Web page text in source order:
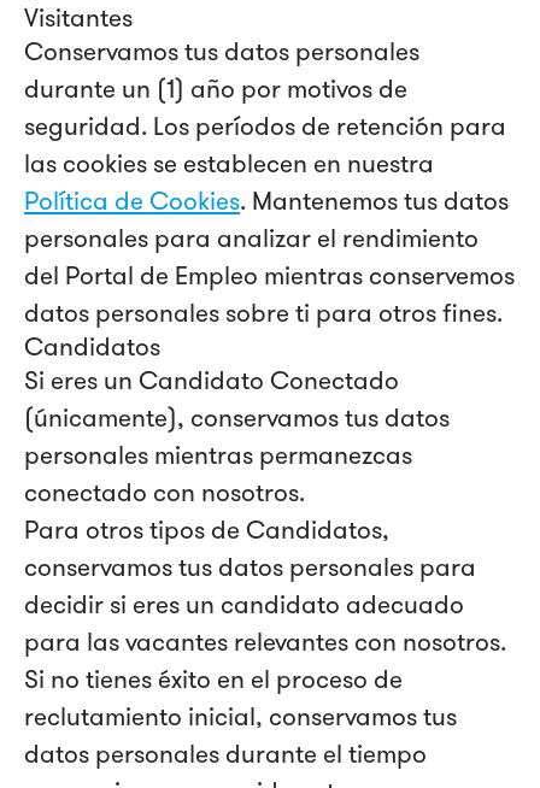
Visitantes
Conservamos tus datos personales
durante un (1) año por motivos de
seguridad. Los períodos de retención para
las cookies se establecen en nuestra
Política de Cookies. Mantenemos tus datos
personales para analizar el rendimiento
del Portal de Empleo mientras conservemos
datos personales sobre ti para otros fines.
Candidatos
Si eres un Candidato Conectado
(únicamente), conservamos tus datos
personales mientras permanezcas
conectado con nosotros.
Para otros tipos de Candidatos,
conservamos tus datos personales para
decidir si eres un candidato adecuado
para las vacantes relevantes con nosotros.
Si no tienes éxito en el proceso de
reclutamiento inicial, conservamos tus
datos personales durante el tiempo